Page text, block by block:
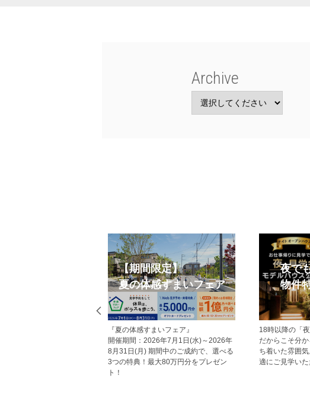
Archive
【期間限定】
夏の体感すまいフェア
『夏の体感すまいフェア』
開催期間：2026年7月1日(水)～2026年
8月31日(月) 期間中のご成約で、選べる
3つの特典！最大80万円分をプレゼン
夜でも見学できる
物件特集
18時以降の「夜の見学会」を開催！夜
だからこそ分かる、外灯の明かりや落
ち着いた雰囲気。暑い日中を避けて快
適にご見学いただけます。